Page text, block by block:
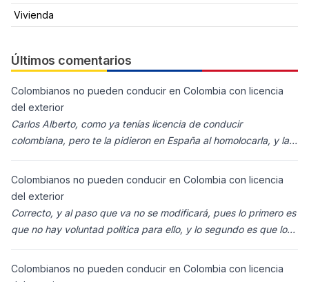
Vivienda
Últimos comentarios
Colombianos no pueden conducir en Colombia con licencia
del exterior
Carlos Alberto, como ya tenías licencia de conducir
colombiana, pero te la pidieron en España al homolocarla, y la
Colombianos no pueden conducir en Colombia con licencia
del exterior
Correcto, y al paso que va no se modificará, pues lo primero es
que no hay voluntad política para ello, y lo segundo es que los
Colombianos no pueden conducir en Colombia con licencia